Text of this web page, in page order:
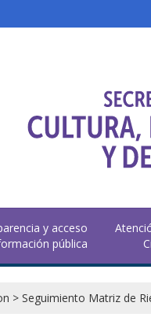
y acceso
pública
> Seguimiento Matriz de